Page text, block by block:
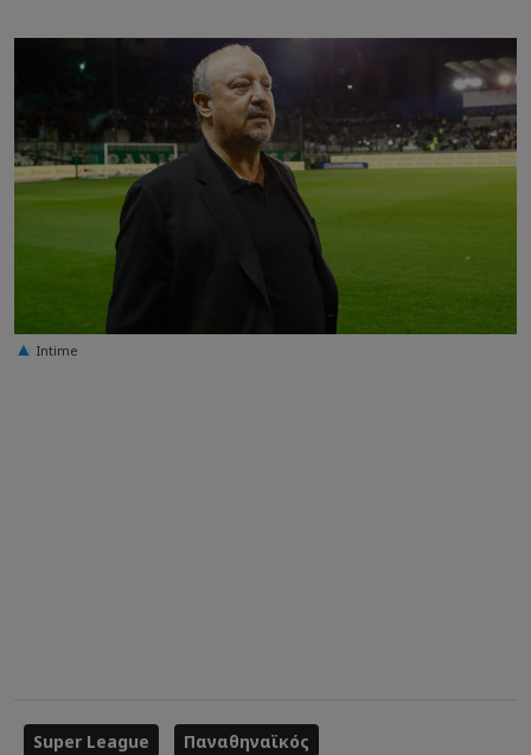
Intime
Super League Παναθηναϊκός